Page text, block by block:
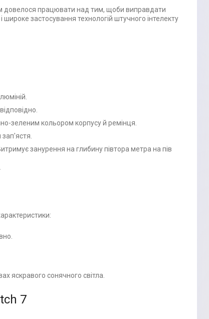
довелося працювати над тим, щоби виправдати
застосування технологій штучного інтелекту
зеленим кольором корпусу й ремінця.
занурення на глибину півтора метра на пів
яскравого сонячного світла.
7